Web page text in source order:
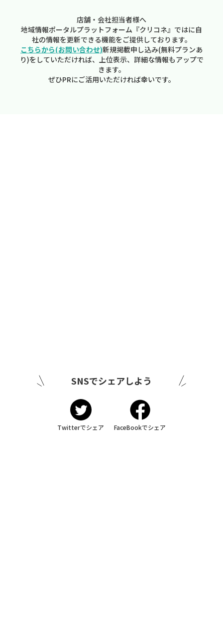
店舗・会社担当者様へ
地域情報ポータルプラットフォーム『クリコネ』ではに自
社の情報を更新できる機能をご提供しております。
こちらから(お問い合わせ)新規掲載申し込み(無料プランあ
り)をしていただければ、上位表示、詳細な情報もアップで
きます。
ぜひPRにご活用いただければ幸いです。
SNSでシェアしよう
Twitterでシェア FaceBookでシェア